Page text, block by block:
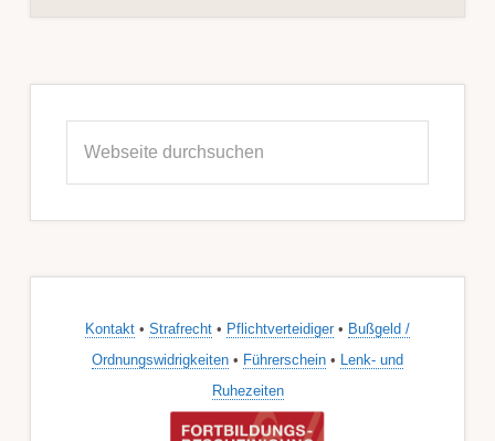
Kontakt • Strafrecht • Pflichtverteidiger • Bußgeld /
Ordnungswidrigkeiten • Führerschein • Lenk- und
Ruhezeiten